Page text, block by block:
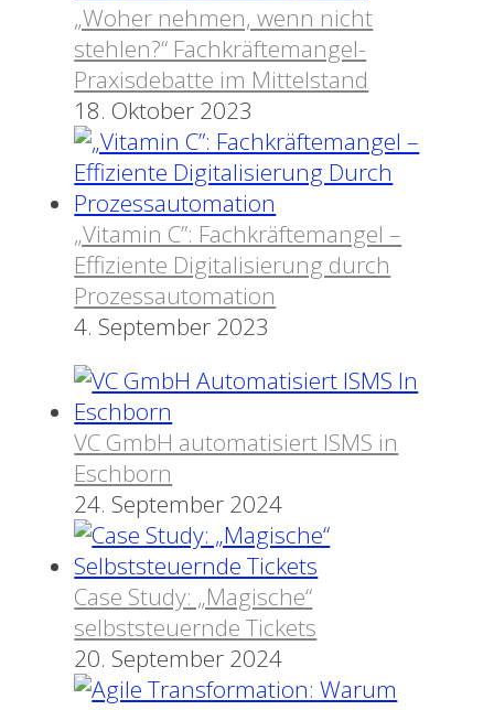
„Woher nehmen, wenn nicht
stehlen?“ Fachkräftemangel-
Praxisdebatte im Mittelstand
18. Oktober 2023
„Vitamin C”: Fachkräftemangel –
Effiziente Digitalisierung durch
Prozessautomation
4. September 2023
VC GmbH automatisiert ISMS in
Eschborn
24. September 2024
Case Study: „Magische“
selbststeuernde Tickets
20. September 2024